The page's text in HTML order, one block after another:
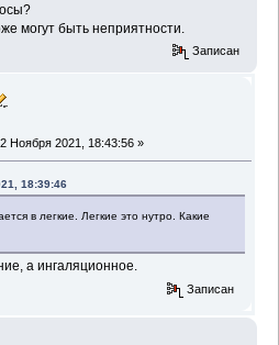
могут быть неприятности.
Записан
Ноября 2021, 18:43:56 »
18:39:46
в легкие. Легкие это нутро. Какие
а ингаляционное.
Записан